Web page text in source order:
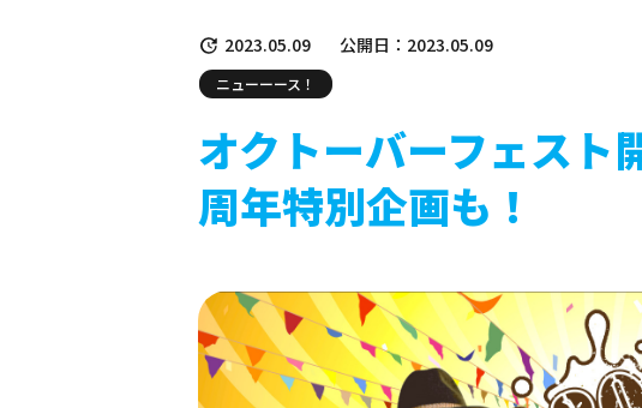
2023.05.09 公開日：2023.05.09
ニューーース！
オクトーバーフェスト
周年特別企画も！